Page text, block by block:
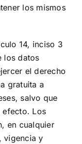
los mismos
14, inciso 3
los datos
el derecho
gratuita a
salvo que
efecto. Los
en cualquier
vigencia y